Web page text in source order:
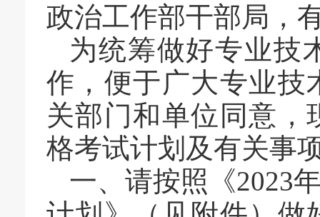
政治工作部干部局，
为统筹做好专业技
作 ， 便于广大专业技
关部门和单位 同意
格考试计划及有关事
一、 请按照《2023